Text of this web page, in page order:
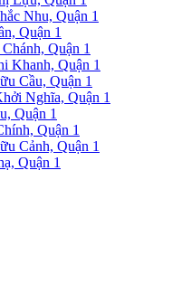
Nhu, Quận 1
Quận 1
Quận 1
Khanh, Quận 1
Cầu, Quận 1
Nghĩa, Quận 1
Quận 1
Quận 1
Cảnh, Quận 1
Quận 1